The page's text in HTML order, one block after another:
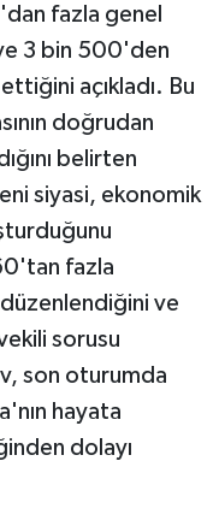
fazla genel
3 bin 500'den
açıkladı. Bu
doğrudan
belirten
siyasi, ekonomik
fazla
ve
sorusu
son oturumda
hayata
dolayı